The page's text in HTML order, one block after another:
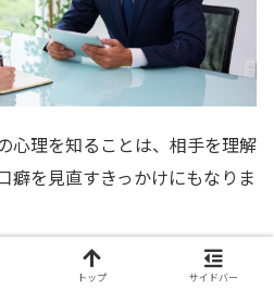
心理を知ることは、相手を理解
癖を見直すきっかけにもなりま
すが、多用すると周囲に圧を与
トップ サイドバー